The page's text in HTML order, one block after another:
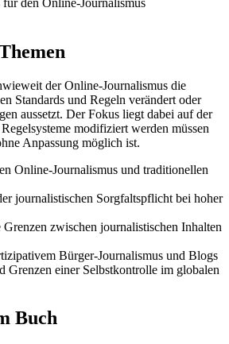
der Online-Journalismus die
Standards und Regeln verändert oder
aussetzt. Der Fokus liegt dabei auf der
modifiziert werden müssen
Anpassung möglich ist.
Online-Journalismus und traditionellen
journalistischen Sorgfaltspflicht bei hoher
zwischen journalistischen Inhalten
Bürger-Journalismus und Blogs
Grenzen einer Selbstkontrolle im globalen
Buch